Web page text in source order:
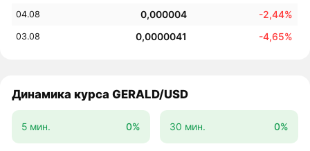
04.08 0,000004 -2,44%
03.08 0,0000041 -4,65%
Динамика курса GERALD/USD
5 мин. 0% 30 мин. 0%